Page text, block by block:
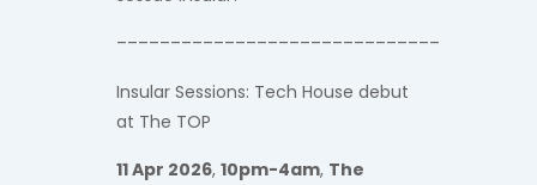
––––––––––––––––––––––––––––––
Insular Sessions: Tech House debut
at The TOP
11 Apr 2026, 10pm-4am, The